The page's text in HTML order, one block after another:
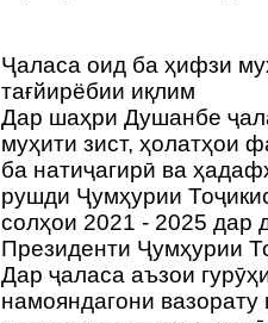
Ҷаласа оид ба ҳифзи
тағйирёбии иқлим
Дар шаҳри Душанбе
муҳити зист, ҳолатҳои
ба натиҷагирӣ ва
рушди Ҷумҳурии
солҳои 2021 - 2025
Президенти Ҷумҳурии
Дар ҷаласа аъзои
намояндагони